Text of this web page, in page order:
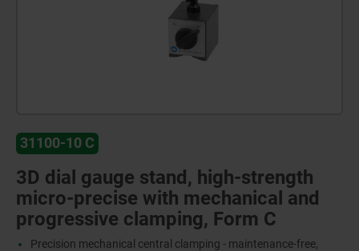
31100-10 C
3D dial gauge stand, high-strength
micro-precise with mechanical and
progressive clamping, Form C
Precision mechanical central clamping - maintenance-free,